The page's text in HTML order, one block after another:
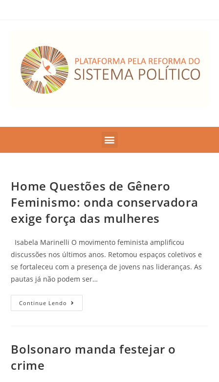
Home Questões de Gênero
Feminismo: onda conservadora
exige força das mulheres
Isabela Marinelli O movimento feminista amplificou
discussões nos últimos anos. Retomou espaços coletivos e
se fortaleceu com a presença de jovens nas lideranças. As
pautas já não podem ser…
Continue Lendo
Bolsonaro manda festejar o
crime